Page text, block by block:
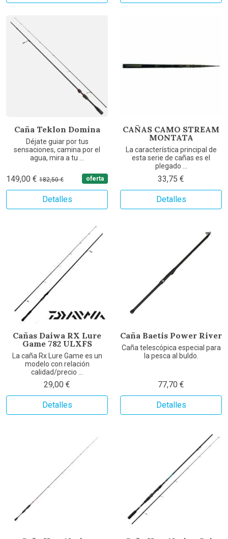
Caña Teklon Domina
Déjate guiar por tus
sensaciones, camina por el
agua, mira a tu ...
149,00 € 182,50 € oferta
Detalles
CAÑAS CAMO STREAM
MONTATA
La característica principal de
esta serie de cañas es el
plegado ...
33,75 €
Detalles
Cañas Daiwa RX Lure
Game 782 ULXFS
La caña Rx Lure Game es un
modelo con relación
calidad/precio ...
29,00 €
Detalles
Caña Baetis Power River
Caña telescópica especial para
la pesca al buldo.
77,70 €
Detalles